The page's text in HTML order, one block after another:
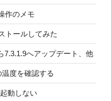
作のメモ
トールしてみた
7.3.1.9へアップデート、他
度を確認する
動しない